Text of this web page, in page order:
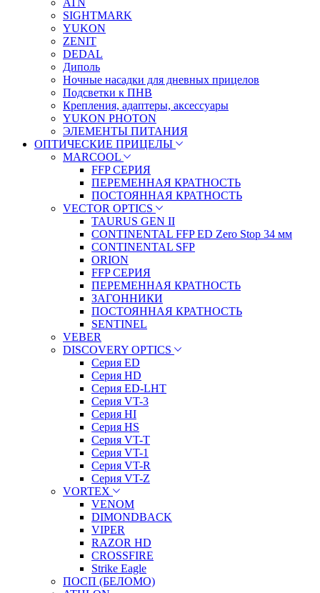
ATN
SIGHTMARK
YUKON
ZENIT
DEDAL
Диполь
Ночные насадки для дневных прицелов
Подсветки к ПНВ
Крепления, адаптеры, аксессуары
YUKON PHOTON
ЭЛЕМЕНТЫ ПИТАНИЯ
ОПТИЧЕСКИЕ ПРИЦЕЛЫ
MARCOOL
FFP СЕРИЯ
ПЕРЕМЕННАЯ КРАТНОСТЬ
ПОСТОЯННАЯ КРАТНОСТЬ
VECTOR OPTICS
TAURUS GEN II
CONTINENTAL FFP ED Zero Stop 34 мм
CONTINENTAL SFP
ORION
FFP СЕРИЯ
ПЕРЕМЕННАЯ КРАТНОСТЬ
ЗАГОННИКИ
ПОСТОЯННАЯ КРАТНОСТЬ
SENTINEL
VEBER
DISCOVERY OPTICS
Серия ED
Серия HD
Серия ED-LHT
Серия VT-3
Серия HI
Серия HS
Серия VT-T
Серия VT-1
Серия VT-R
Серия VT-Z
VORTEX
VENOM
DIMONDBACK
VIPER
RAZOR HD
CROSSFIRE
Strike Eagle
ПОСП (БЕЛОМО)